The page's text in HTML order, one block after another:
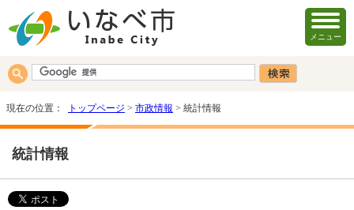
メニュー
現在の位置： トップページ > 市政情報 > 統計情報
統計情報